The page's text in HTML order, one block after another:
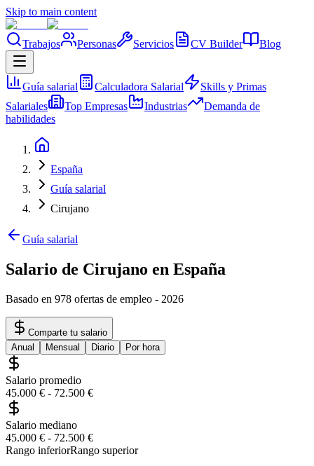
Skip to main content
Trabajos Personas Servicios CV Builder Blog
Guía salarial Calculadora Salarial
Skills y Primas
Salariales
Top Empresas Industrias
Demanda de
habilidades
España
Guía salarial
Cirujano
Guía salarial
Salario de Cirujano en España
Basado en 978 ofertas de empleo - 2026
Comparte tu salario
Anual
Mensual Diario Por hora
Salario promedio
45.000 € - 72.500 €
Salario mediano
45.000 € - 72.500 €
Rango inferiorRango superior